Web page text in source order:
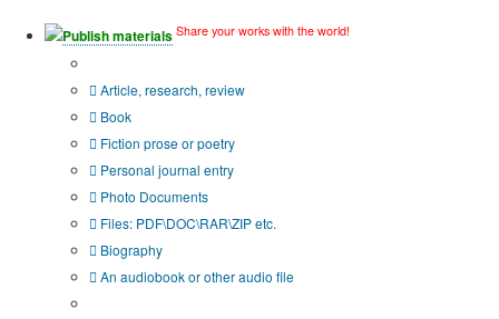
Publish materials Share your works with the world!
Article, research, review
Book
Fiction prose or poetry
Personal journal entry
Photo Documents
Files: PDF\DOC\RAR\ZIP etc.
Biography
An audiobook or other audio file